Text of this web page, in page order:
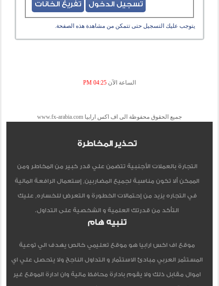
يتوجب عليك التسجيل حتى تتمكن من مشاهدة هذه الصفحة.
الساعة الآن 04:25 PM
جميع الحقوق محفوظة الى اف اكس ارابيا www.fx-arabia.com
تحذير المخاطرة
التجارة بالعملات الأجنبية تتضمن علي قدر كبير من المخاطر ومن
الممكن ألا تكون مناسبة لجميع المضاربين, إستعمال الرافعة المالية
في التجاره يزيد من إحتمالات الخطورة و التعرض للخساره, عليك
التأكد من قدرتك العلمية و الشخصية على التداول.
تنبيه هام
موقع اف اكس ارابيا هو موقع تعليمي خالص يهدف الي توعية
المستثمر العربي مبادئ الاستثمار و التداول الناجح ولا يتحصل علي اي
اموال مقابل ذلك ولا يقوم بادارة محافظ مالية وان ادارة الموقع غير